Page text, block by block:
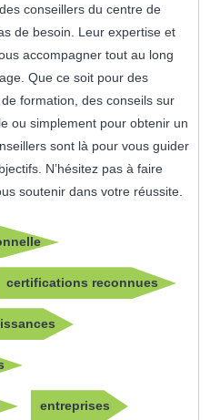
conseillers du centre de
de besoin. Leur expertise et
accompagner tout au long
Que ce soit pour des
formation, des conseils sur
ou simplement pour obtenir un
sont là pour vous guider
N’hésitez pas à faire
soutenir dans votre réussite.
certifications reconnues
entreprises